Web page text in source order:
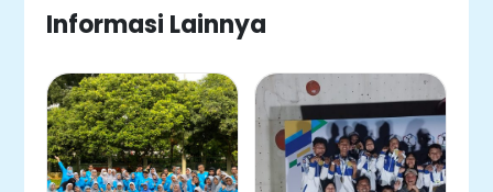
Informasi Lainnya